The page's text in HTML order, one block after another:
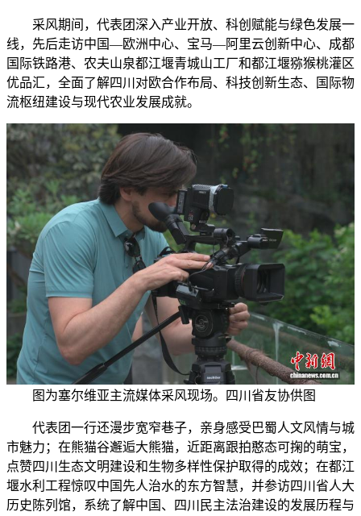
采风期间，代表团深入产业开放、科创赋能与绿色发展一
线，先后走访中国—欧洲中心、宝马—阿里云创新中心、成都
国际铁路港、农夫山泉都江堰青城山工厂和都江堰猕猴桃灌区
优品汇，全面了解四川对欧合作布局、科技创新生态、国际物
流枢纽建设与现代农业发展成就。
图为塞尔维亚主流媒体采风现场。四川省友协供图
代表团一行还漫步宽窄巷子，亲身感受巴蜀人文风情与城
市魅力；在熊猫谷邂逅大熊猫，近距离跟拍憨态可掬的萌宝，
点赞四川生态文明建设和生物多样性保护取得的成效；在都江
堰水利工程惊叹中国先人治水的东方智慧，并参访四川省人大
历史陈列馆，系统了解中国、四川民主法治建设的发展历程与